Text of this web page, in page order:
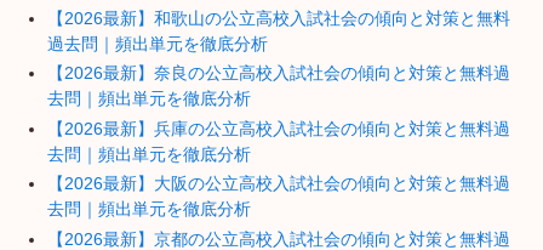
【2026最新】和歌山の公立高校入試社会の傾向と対策と無料
過去問｜頻出単元を徹底分析
【2026最新】奈良の公立高校入試社会の傾向と対策と無料過
去問｜頻出単元を徹底分析
【2026最新】兵庫の公立高校入試社会の傾向と対策と無料過
去問｜頻出単元を徹底分析
【2026最新】大阪の公立高校入試社会の傾向と対策と無料過
去問｜頻出単元を徹底分析
【2026最新】京都の公立高校入試社会の傾向と対策と無料過